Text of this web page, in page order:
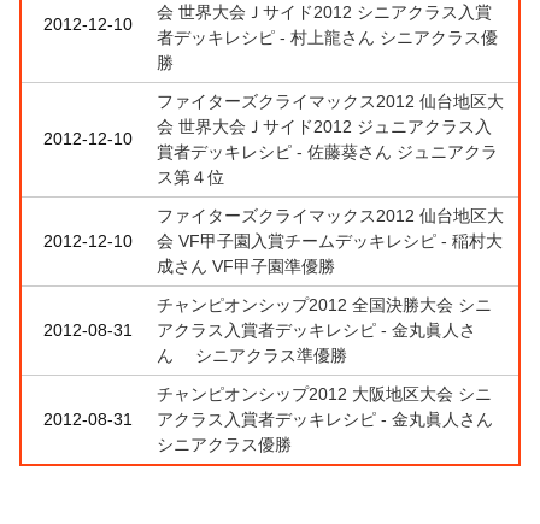
2012-12-10
会 世界大会Ｊサイド2012 シニアクラス入賞
者デッキレシピ - 村上龍さん シニアクラス優
勝
2012-12-10
ファイターズクライマックス2012 仙台地区大
会 世界大会Ｊサイド2012 ジュニアクラス入
賞者デッキレシピ - 佐藤葵さん ジュニアクラ
ス第４位
2012-12-10
ファイターズクライマックス2012 仙台地区大
会 VF甲子園入賞チームデッキレシピ - 稲村大
成さん VF甲子園準優勝
2012-08-31
チャンピオンシップ2012 全国決勝大会 シニ
アクラス入賞者デッキレシピ - 金丸眞人さ
ん シニアクラス準優勝
2012-08-31
チャンピオンシップ2012 大阪地区大会 シニ
アクラス入賞者デッキレシピ - 金丸眞人さん
シニアクラス優勝